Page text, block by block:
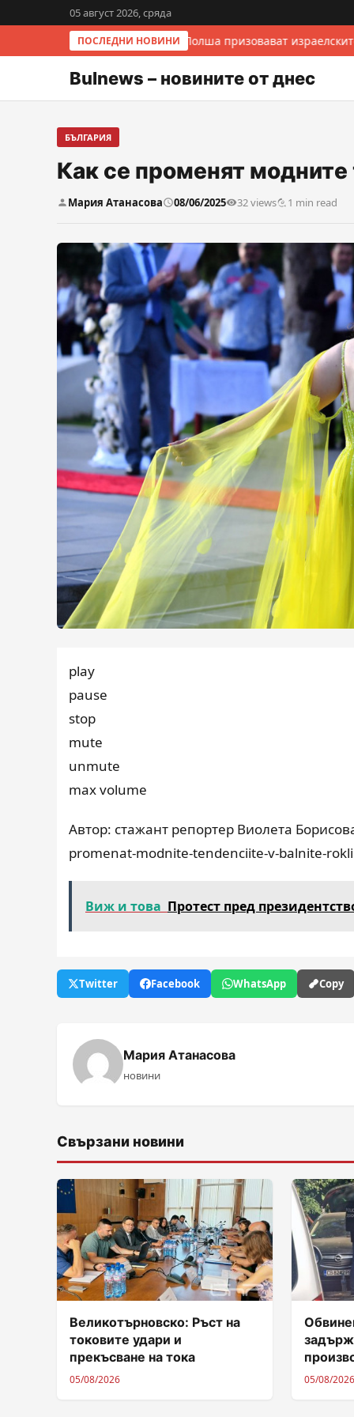
05 август 2026, сряда
ПОСЛЕДНИ НОВИНИ
Италия и Полша призовават
Bulnews – новините от днес
БЪЛГАРИЯ
Как се променят
Мария Атанасова 08/06/2025 32 views 1 min read
play
pause
stop
mute
unmute
max volume
Автор: стажант репортер Виолета
promenat-modnite-tendenciite-v-balnite-rokli
Виж и това Протест пред
Twitter Facebook WhatsApp Copy
Мария Атанасова
новини
Свързани новини
Великотърновско: Ръст на
токовите удари и
прекъсване на тока
05/08/2026 05/08/2026